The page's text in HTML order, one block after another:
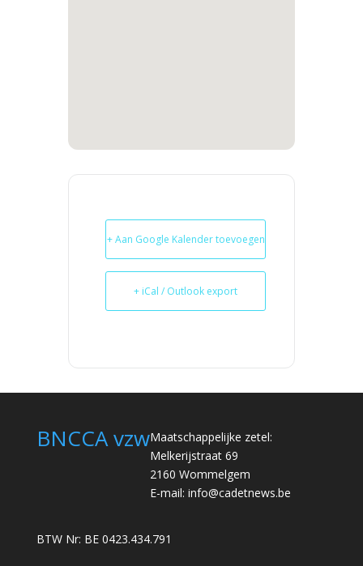
+ Aan Google Kalender toevoegen
+ iCal / Outlook export
BNCCA vzwMaatschappelijke zetel:
Melkerijstraat 69
2160 Wommelgem
E-mail: info@cadetnews.be
BTW Nr: BE 0423.434.791